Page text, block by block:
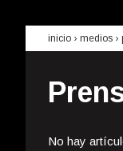
inicio › medios ›
No hay